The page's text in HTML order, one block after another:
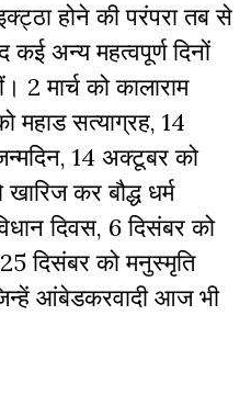
होने की परंपरा तब से
कई अन्य महत्वपूर्ण दिनों
2 मार्च को कालाराम
महाड सत्याग्रह, 14
14 अक्टूबर को
खारिज कर बौद्ध धर्म
दिवस, 6 दिसंबर को
दिसंबर को मनुस्मृति
आंबेडकरवादी आज भी